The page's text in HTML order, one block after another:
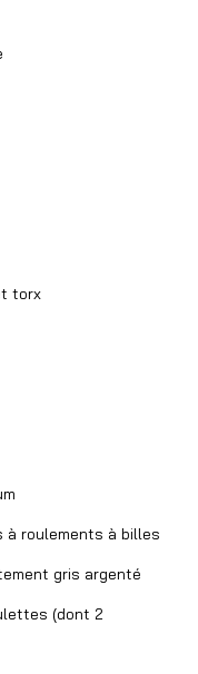
torx
roulements à billes
gris argenté
(dont 2